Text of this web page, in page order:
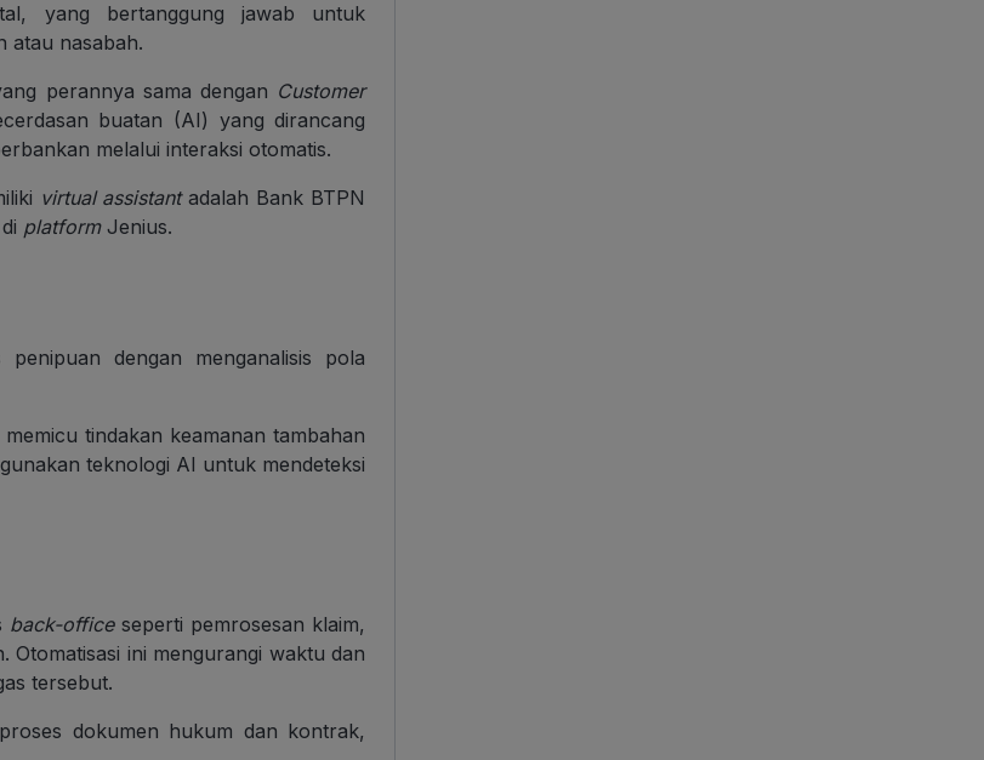
yang bertanggung jawab untuk
atau nasabah.
perannya sama dengan Customer
buatan (AI) yang dirancang
melalui interaksi otomatis.
virtual assistantadalah Bank BTPN
platformJenius.
dengan menganalisis pola
tindakan keamanan tambahan
teknologi AI untuk mendeteksi
back-officeseperti pemrosesan klaim,
Otomatisasi ini mengurangi waktu dan
tersebut.
dokumen hukum dan kontrak,